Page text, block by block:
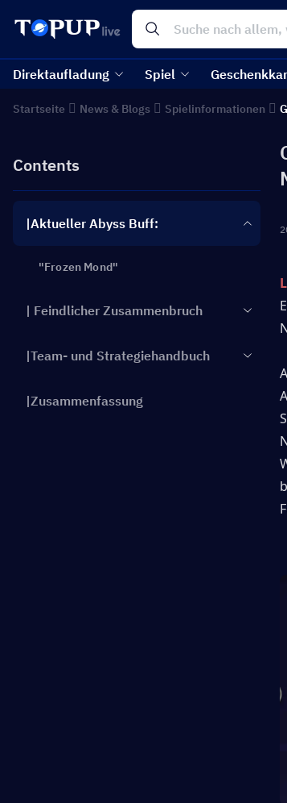
Direktaufladung Spiel
Startseite News & Blogs Spielinformationen
Contents
|Aktueller Abyss Buff:
"Frozen Mond"
| Feindlicher Zusammenbruch
|Team- und Strategiehandbuch
|Zusammenfassung